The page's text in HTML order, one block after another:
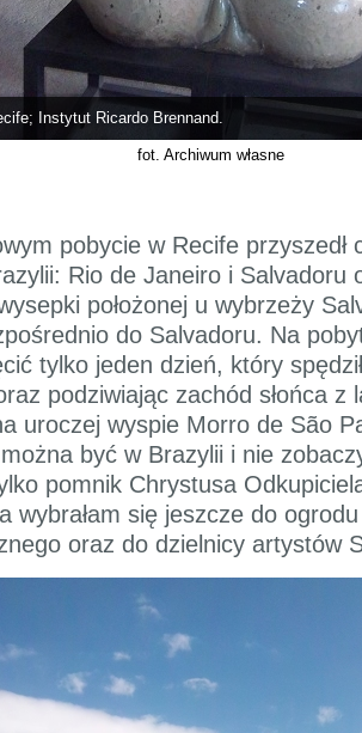
Instytut Ricardo Brennand.
fot. Archiwum własne
pobycie w Recife przyszedł
Rio de Janeiro i Salvadoru
położonej u wybrzeży
do Salvadoru. Na
tylko jeden dzień, który
podziwiając zachód słońca z
uroczej wyspie Morro de São
być w Brazylii i nie
pomnik Chrystusa
wybrałam się jeszcze do
oraz do dzielnicy artystów